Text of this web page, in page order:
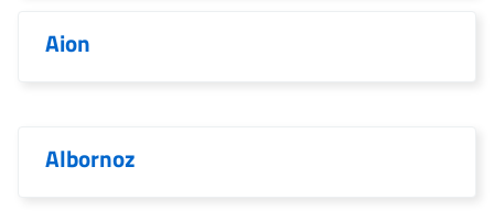
Aion
Albornoz